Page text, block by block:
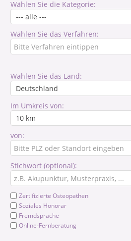
Wählen Sie die Kategorie:
Wählen Sie das Verfahren:
Wählen Sie das Land:
Im Umkreis von:
von:
Stichwort (optional):
Zertifizierte Osteopathen
Soziales Honorar
Fremdsprache
Online-Fernberatung